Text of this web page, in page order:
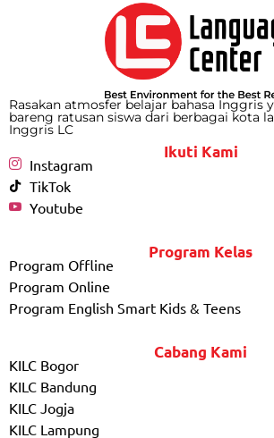
Rasakan atmosfer belajar bahasa Inggris
bareng ratusan siswa dari berbagai kota
Inggris LC
Ikuti Kami
Instagram
TikTok
Youtube
Program Kelas
Program Offline
Program Online
Program English Smart Kids & Teens
Cabang Kami
KILC Bogor
KILC Bandung
KILC Jogja
KILC Lampung